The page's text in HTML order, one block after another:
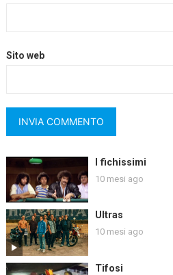
Sito web
I fichissimi
10 mesi ago
Ultras
10 mesi ago
Tifosi